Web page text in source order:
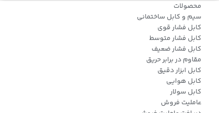
محصولات
سیم و کابل ساختمانی
کابل فشار قوی
کابل فشار متوسط
کابل فشار ضعیف
مقاوم در برابر حریق
کابل ابزار دقیق
کابل هوایی
کابل سولار
عاملیت فروش